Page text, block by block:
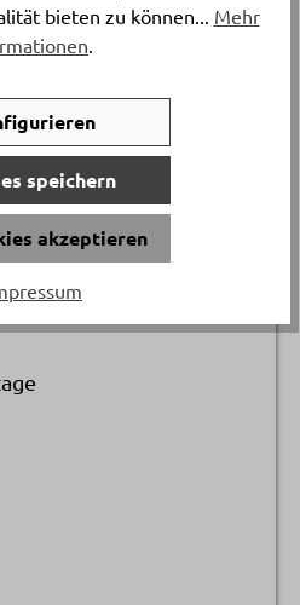
bieten zu können... Mehr
speichern
akzeptieren